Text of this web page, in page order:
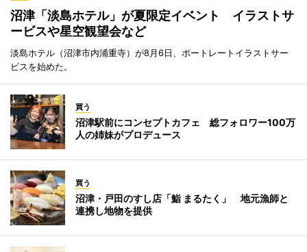
沼津「淡島ホテル」が夏限定イベント イラストサ
ービスや星空観望会など
淡島ホテル（沼津市内浦重寺）が8月6日、ポートレートイラストサー
ビスを始めた。
買う
沼津駅前にコンセプトカフェ 総フォロワー100万
人の姉妹がプロデュース
買う
沼津・戸田のすし店「鮨 まるたく」 地元漁師と
連携し地物を提供